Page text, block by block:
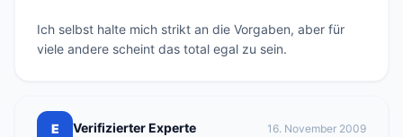
Ich selbst halte mich strikt an die Vorgaben, aber für
viele andere scheint das total egal zu sein.
E Verifizierter Experte 16. November 2009